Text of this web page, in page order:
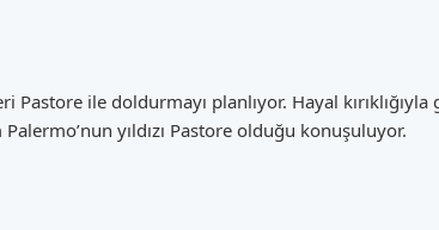
Pastore ile doldurmayı planlıyor. Hayal
yıldızı Pastore olduğu konuşuluyor.